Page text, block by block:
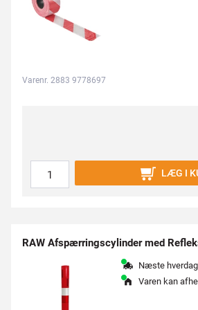
Varenr. 2883 9778697
LÆG I
RAW Afspærringscylinder med
Næste
Varen kan